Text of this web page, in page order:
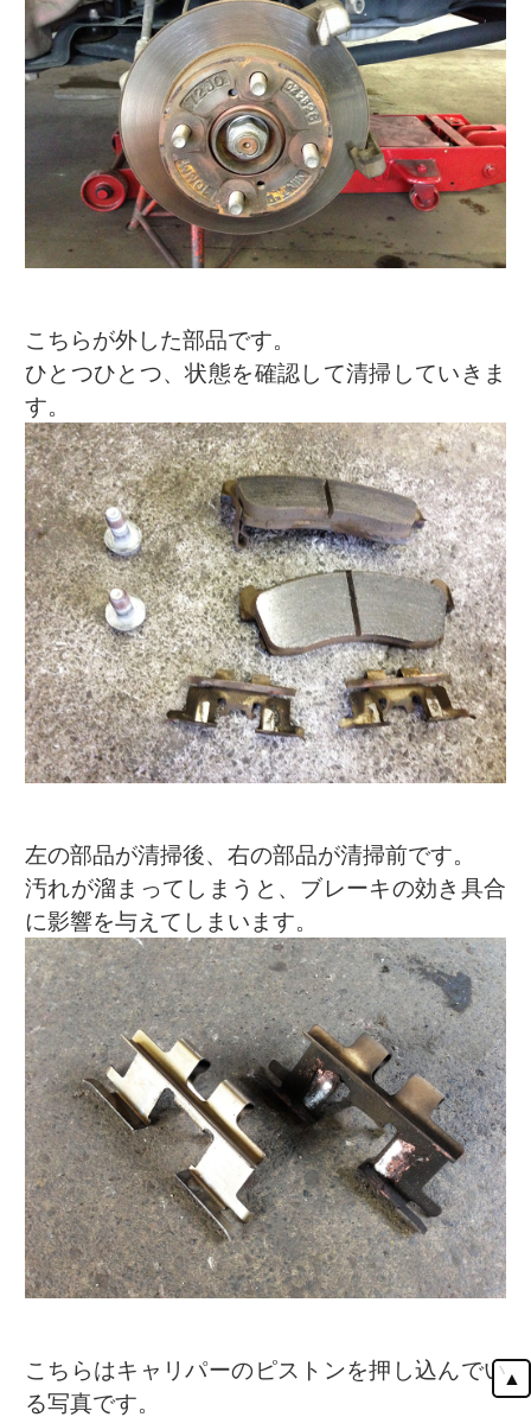
こちらが外した部品です。
ひとつひとつ、状態を確認して清掃していきま
す。
左の部品が清掃後、右の部品が清掃前です。
汚れが溜まってしまうと、ブレーキの効き具合
に影響を与えてしまいます。
こちらはキャリパーのピストンを押し込んでい
る写真です。
▲